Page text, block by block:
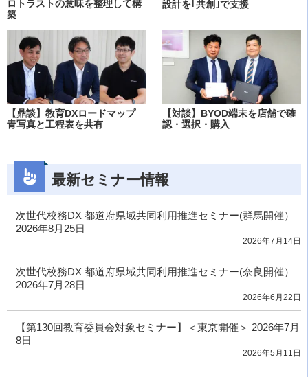
ロトラストの意味を整理して構
築
設計を｢共創｣で支援
【鼎談】教育DXロードマップ
青写真と工程表を共有
【対談】BYOD端末を店舗で確
認・選択・購入
最新セミナー情報
次世代校務DX 都道府県域共同利用推進セミナー(群馬開催）
2026年8月25日
2026年7月14日
次世代校務DX 都道府県域共同利用推進セミナー(奈良開催）
2026年7月28日
2026年6月22日
【第130回教育委員会対象セミナー】＜東京開催＞ 2026年7月
8日
2026年5月11日